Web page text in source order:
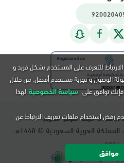
خريطة الموقع التقويم
العربية السعودية © 1448هـ -
2026م.
المعلومات الوطني
للتعرف على المستخدم بشكل فريد و
الوصول و تجربة مستخدم أفضل. من خلال
فإنك توافق على سياسة الخصوصية لهذا
رفض استخدام ملفات تعريف الارتباط عن
موافق